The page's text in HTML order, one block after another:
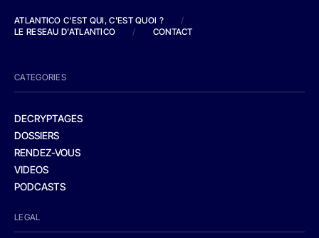
ATLANTICO C'EST QUI, C'EST QUOI ?
/
LE RESEAU D'ATLANTICO
/ CONTACT
CATEGORIES
DECRYPTAGES
DOSSIERS
RENDEZ-VOUS
VIDEOS
PODCASTS
LEGAL